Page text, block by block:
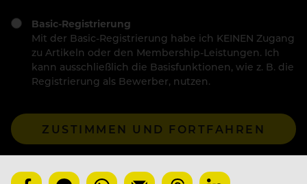
Basic-Registrierung
Mit der Basic-Registrierung habe ich KEINEN Zugang
zu Artikeln oder den Membership-Leistungen. Ich
kann ausschließlich die Basisfunktionen, wie z. B. die
Registrierung als Bewerber, nutzen.
ZUSTIMMEN UND FORTFAHREN